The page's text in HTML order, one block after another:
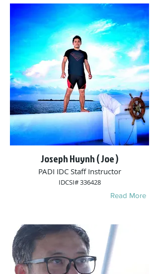
Joseph Huynh ( Joe )
PADI IDC Staff Instructor
IDCSI# 336428
Read More